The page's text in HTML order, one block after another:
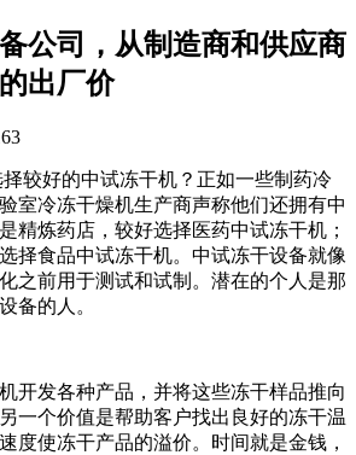
公司，从制造商和供应商
出厂价
较好的中试冻干机？正如一些制药冷
室冷冻干燥机生产商声称他们还拥有中
精炼药店，较好选择医药中试冻干机；
择食品中试冻干机。中试冻干设备就像
之前用于测试和试制。潜在的个人是那
备的人。
开发各种产品，并将这些冻干样品推向
一个价值是帮助客户找出良好的冻干温
度使冻干产品的溢价。时间就是金钱，